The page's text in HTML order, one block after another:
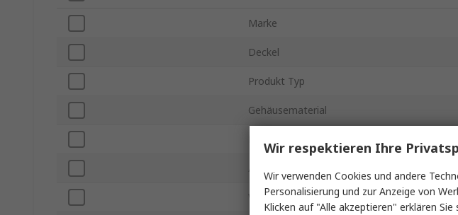
Marke
Deckel
Produkt Typ
Gehäusematerial
Äußere Breite
Wandstärke
Wir respektieren Ihre
Wir verwenden Cookies und andere
Personalisierung und zur Anzeige von
Klicken auf "Alle akzeptieren" erklären